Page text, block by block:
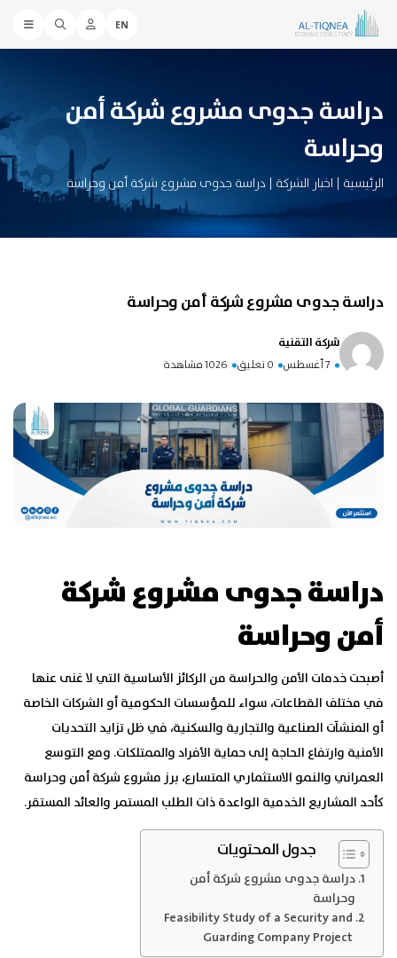
EN
دراسة جدوى مشروع شركة أمن
وحراسة
الرئيسية | اخبار الشركة | دراسة جدوى مشروع شركة أمن وحراسة
دراسة جدوى مشروع شركة أمن وحراسة
شركة التقنية
7 أغسطس 0 تعليق 1026 مشاهدة
دراسة جدوى مشروع شركة
أمن وحراسة
أصبحت خدمات الأمن والحراسة من الركائز الأساسية التي لا غنى عنها
في مختلف القطاعات، سواء للمؤسسات الحكومية أو الشركات الخاصة
أو المنشآت الصناعية والتجارية والسكنية، في ظل تزايد التحديات
الأمنية وارتفاع الحاجة إلى حماية الأفراد والممتلكات. ومع التوسع
العمراني والنمو الاستثماري المتسارع، برز مشروع شركة أمن وحراسة
كأحد المشاريع الخدمية الواعدة ذات الطلب المستمر والعائد المستقر.
جدول المحتويات
دراسة جدوى مشروع شركة أمن
وحراسة
Feasibility Study of a Security and
Guarding Company Project